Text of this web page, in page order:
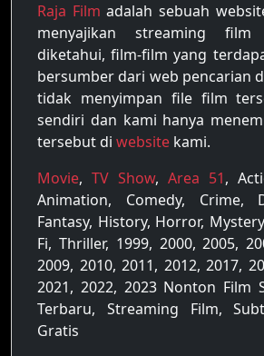
Raja Film adalah sebuah
menyajikan streaming
diketahui, film-film yang
bersumber dari web pencarian
tidak menyimpan file film
sendiri dan kami hanya
tersebut di website kami.
Movie, TV Show, Area 51,
Animation, Comedy, Crime,
Fantasy, History, Horror,
Fi, Thriller, 1999, 2000, 2005,
2009, 2010, 2011, 2012, 2017,
2021, 2022, 2023 Nonton Film
Terbaru, Streaming Film,
Gratis